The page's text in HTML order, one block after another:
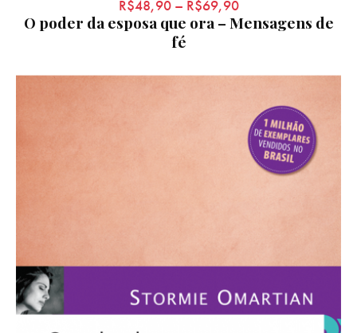
O poder da esposa que ora – Mensagens de
fé
R$48,90– R$69,90